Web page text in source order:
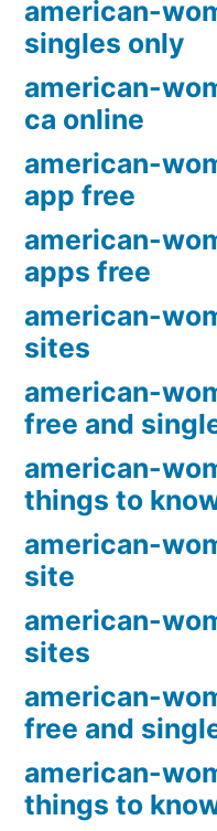
american-
singles only
american-
ca online
american-
app free
american-
apps free
american-
sites
american-
free and
american-
things to
american-
site
american-
sites
american-
free and
american-
things to